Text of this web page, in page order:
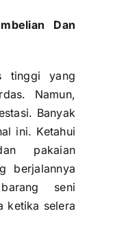
Dan
tinggi yang
Namun,
Banyak
ini. Ketahui
pakaian
berjalannya
seni
ketika selera